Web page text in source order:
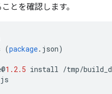
とを確認します。
(package. json)
@1.2.5 install /tmp/
js